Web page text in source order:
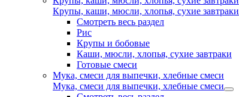
Крупы, каши, мюсли, хлопья, сухие завтраки
Смотреть весь раздел
Рис
Крупы и бобовые
Каши, мюсли, хлопья, сухие завтраки
Готовые смеси
Мука, смеси для выпечки, хлебные смеси
Мука, смеси для выпечки, хлебные смеси